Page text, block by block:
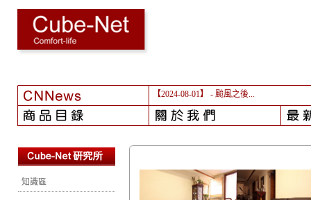
【2024-08-01】 - 颱風之後...
知識區